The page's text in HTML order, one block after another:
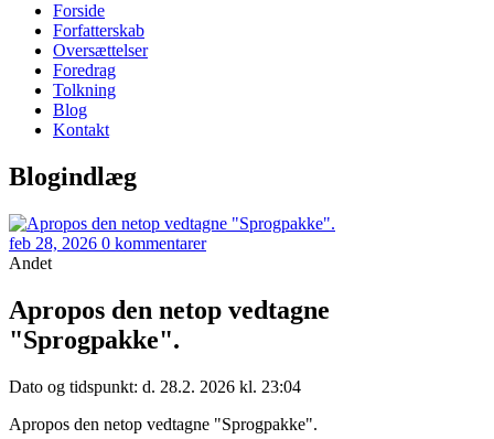
Primær
navigation
Forside
Forfatterskab
Oversættelser
Foredrag
Tolkning
Blog
Kontakt
Blogindlæg
feb 28, 2026 0 kommentarer
Andet
Apropos den netop vedtagne
"Sprogpakke".
Dato og tidspunkt: d. 28.2. 2026 kl. 23:04
Apropos den netop vedtagne "Sprogpakke".